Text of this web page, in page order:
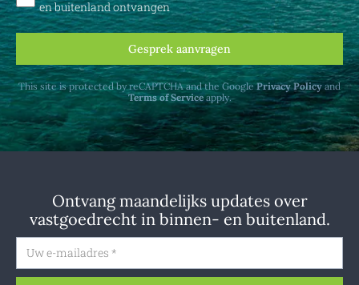
en buitenland ontvangen
Gesprek aanvragen
This site is protected by reCAPTCHA and the GooglePrivacy Policyand
Terms of Serviceapply.
Ontvang maandelijks updates over
vastgoedrecht in binnen- en buitenland.